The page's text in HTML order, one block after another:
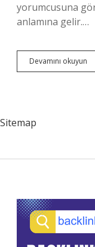
yorumcusuna
anlamına gelir.…
Devamını okuyun
Sitemap